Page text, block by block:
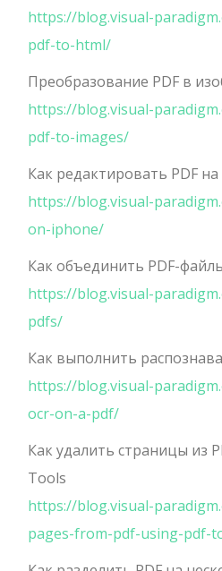
https://blog.visual-
pdf-to-html/
Преобразование PDF в
https://blog.visual-
pdf-to-images/
Как редактировать PDF
https://blog.visual-
on-iphone/
Как объединить PDF-
https://blog.visual-
pdfs/
Как выполнить
https://blog.visual-
ocr-on-a-pdf/
Как удалить страницы из
Tools
https://blog.visual-
pages-from-pdf-using-pdf-